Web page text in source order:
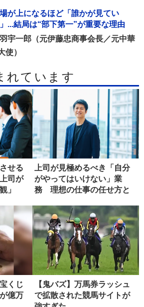
が上になるほど「誰かが見てい
...結局は“部下第一”が重要な理由
宇一郎（元伊藤忠商事会長／元中華
使）
れています
せる
司が
」
上司が見極めるべき「自分
がやってはいけない」業
務 理想の仕事の任せ方と
くじ
億万
【鬼バズ】万馬券ラッシュ
で拡散された競馬サイトが